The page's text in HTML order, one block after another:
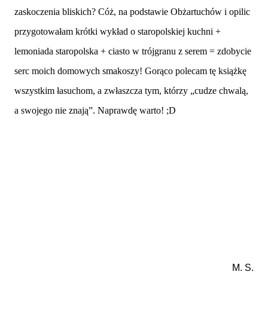
zaskoczenia bliskich? Cóż, na podstawie Obżartuchów i opilic
przygotowałam krótki wykład o staropolskiej kuchni +
lemoniada staropolska + ciasto w trójgranu z serem = zdobycie
serc moich domowych smakoszy! Gorąco polecam tę książkę
wszystkim łasuchom, a zwłaszcza tym, którzy „cudze chwalą,
a swojego nie znają”. Naprawdę warto! ;D
M. S.